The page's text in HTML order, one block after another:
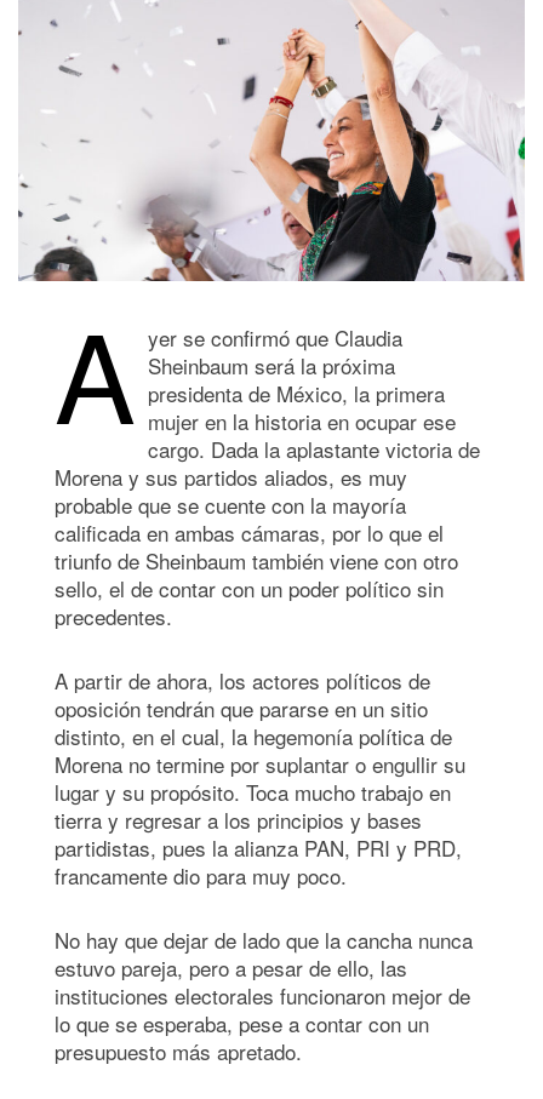
A yer se confirmó que Claudia
Sheinbaum será la próxima
presidenta de México, la primera
mujer en la historia en ocupar ese
cargo. Dada la aplastante victoria de
Morena y sus partidos aliados, es muy
probable que se cuente con la mayoría
calificada en ambas cámaras, por lo que el
triunfo de Sheinbaum también viene con otro
sello, el de contar con un poder político sin
precedentes.
A partir de ahora, los actores políticos de
oposición tendrán que pararse en un sitio
distinto, en el cual, la hegemonía política de
Morena no termine por suplantar o engullir su
lugar y su propósito. Toca mucho trabajo en
tierra y regresar a los principios y bases
partidistas, pues la alianza PAN, PRI y PRD,
francamente dio para muy poco.
No hay que dejar de lado que la cancha nunca
estuvo pareja, pero a pesar de ello, las
instituciones electorales funcionaron mejor de
lo que se esperaba, pese a contar con un
presupuesto más apretado.